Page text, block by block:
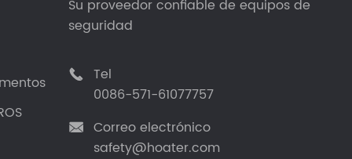
Su proveedor confiable de equipos de
seguridad

Tel
0086-571-61077757

Correo electrónico
safety@hoater.com